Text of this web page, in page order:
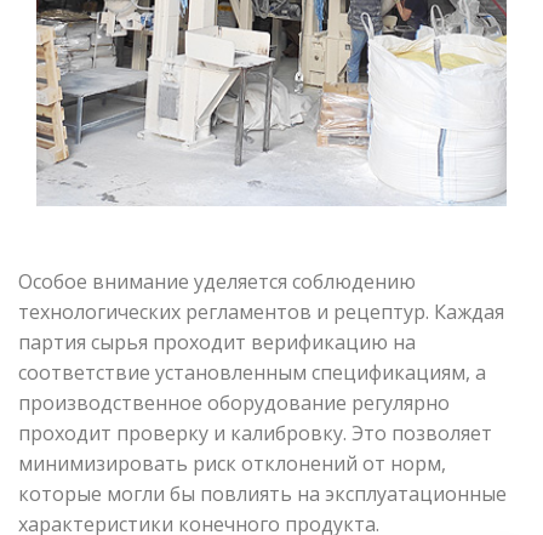
Особое внимание уделяется соблюдению
технологических регламентов и рецептур. Каждая
партия сырья проходит верификацию на
соответствие установленным спецификациям, а
производственное оборудование регулярно
проходит проверку и калибровку. Это позволяет
минимизировать риск отклонений от норм,
которые могли бы повлиять на эксплуатационные
характеристики конечного продукта.